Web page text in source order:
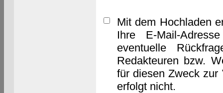
Mit dem Hochladen
Ihre E-Mail-
eventuelle
Redakteuren bzw.
für diesen Zweck zur
erfolgt nicht.